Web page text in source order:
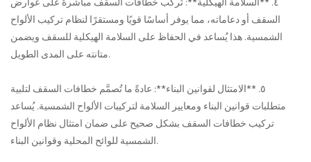
٤. **السلامة الهيكلية**: تُركَّب خطافات السقف مباشرةً على عوارض
السقف أو دعاماته، مما يوفر أساسًا قويًا ومستقرًا لنظام تركيب الألواح
الشمسية. هذا يُساعد في الحفاظ على السلامة الهيكلية للسقف ويضمن
متانته على المدى الطويل.
٥. **الامتثال لقوانين البناء**: عادةً ما تُصمَّم خطافات السقف لتلبية
متطلبات قوانين البناء ومعايير السلامة لتركيبات الألواح الشمسية. يُساعد
تركيب خطافات السقف بشكل صحيح على ضمان امتثال نظام الألواح
الشمسية للوائح المحلية وقوانين البناء.